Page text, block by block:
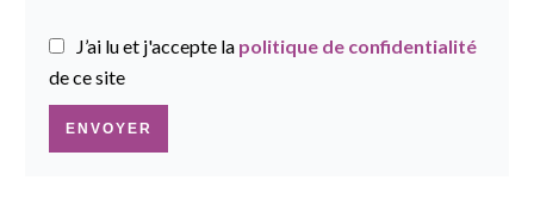
J’ai lu et j'accepte la politique de confidentialité
de ce site
ENVOYER